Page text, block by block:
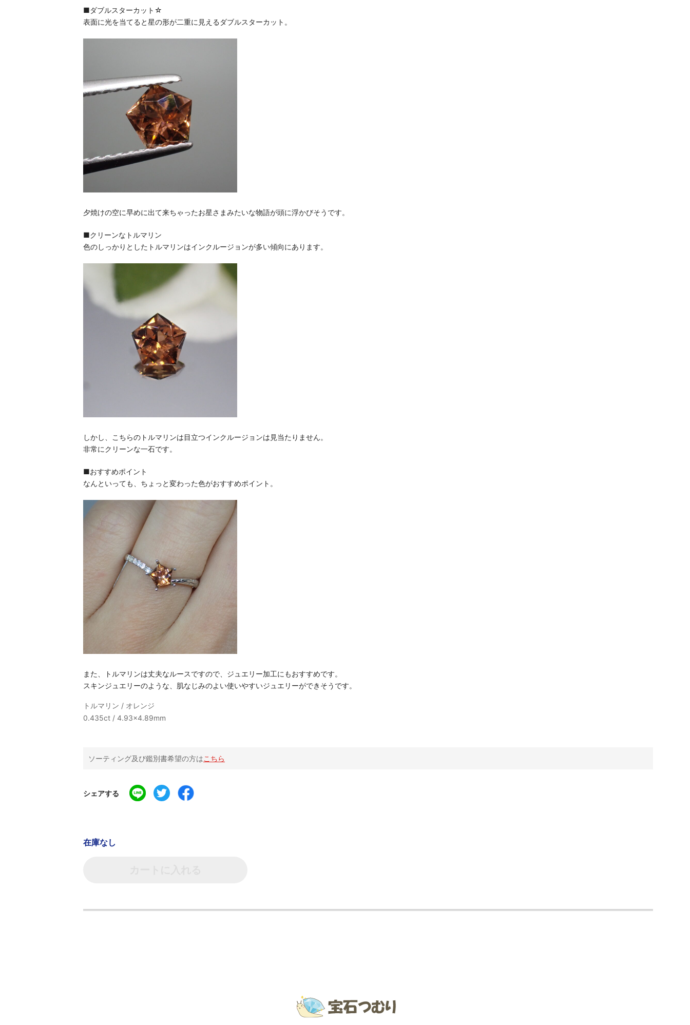
■ダブルスターカット☆
表面に光を当てると星の形が二重に見えるダブルスターカット。
夕焼けの空に早めに出て来ちゃったお星さまみたいな物語が頭に浮かびそうです。
■クリーンなトルマリン
色のしっかりとしたトルマリンはインクルージョンが多い傾向にあります。
しかし、こちらのトルマリンは目立つインクルージョンは見当たりません。
非常にクリーンな一石です。
■おすすめポイント
なんといっても、ちょっと変わった色がおすすめポイント。
また、トルマリンは丈夫なルースですので、ジュエリー加工にもおすすめです。
スキンジュエリーのような、肌なじみのよい使いやすいジュエリーができそうです。
トルマリン / オレンジ
0.435ct / 4.93×4.89mm
ソーティング及び鑑別書希望の方はこちら
シェアする
在庫なし